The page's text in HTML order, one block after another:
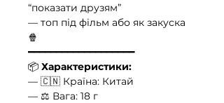
“показати друзям”
— топ під фільм або як закуска
🍿
━━━━━━━━━━━━━━━━━━━
📦 Характеристики:
— 🇨🇳 Країна: Китай
— ⚖️ Вага: 18 г